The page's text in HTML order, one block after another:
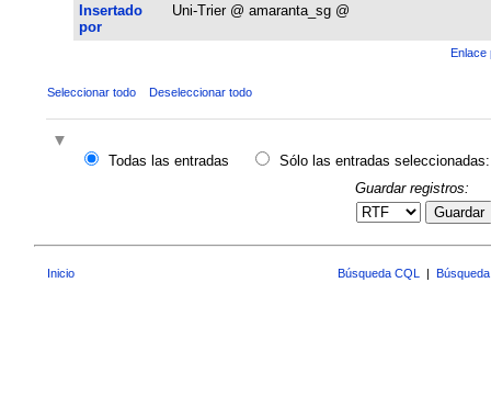
Insertado
por
Uni-Trier @ amaranta_sg @
Enlace
Seleccionar todo Deseleccionar todo
Todas las entradas
Sólo las entradas seleccionadas:
Guardar registros:
Guardar
Inicio Búsqueda CQL